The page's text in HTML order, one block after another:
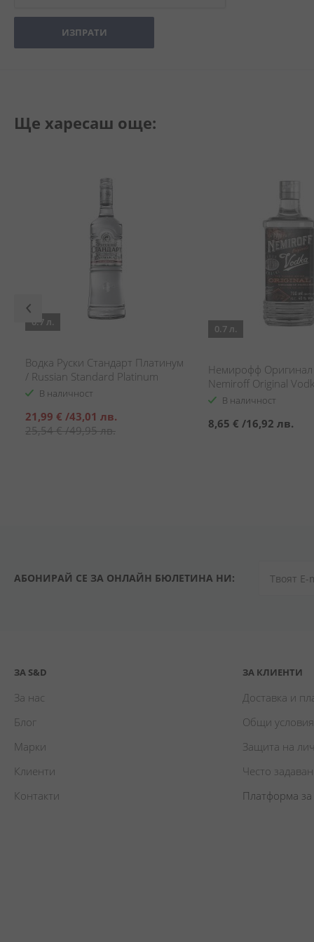
ИЗПРАТИ
Ще харесаш още:
0.7 л.
Водка Руски Стандарт Платинум
/ Russian Standard Platinum
В наличност
Специална
цена
21,99 € /43,01 лв.
25,54 €/49,95 лв.
0.7 л.
Немирофф Оригинал
Nemiroff Original
В наличност
8,65 € /16,92 лв.
АБОНИРАЙ СЕ ЗА ОНЛАЙН БЮЛЕТИНА НИ:
ЗА S&D
За нас
Блог
Марки
Клиенти
Контакти
ЗА КЛИЕНТИ
Доставка и
Общи условия
Защита на
Често
Платформа